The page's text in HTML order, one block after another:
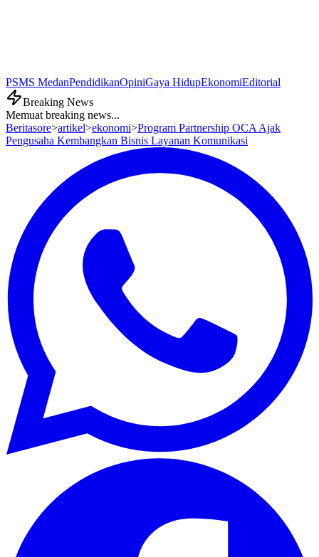
PSMS MedanPendidikanOpiniGaya HidupEkonomiEditorial
Breaking News
Memuat breaking news...
Beritasore>artikel>ekonomi>Program Partnership OCA Ajak
Pengusaha Kembangkan Bisnis Layanan Komunikasi